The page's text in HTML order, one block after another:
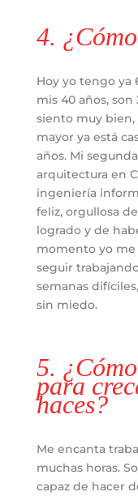
4.
Hoy yo tengo ya
mis 40 años,
siento muy bien,
mayor ya está
años. Mi
arquitectura en
ingeniería
feliz, orgullosa
logrado y de
momento yo me
seguir
semanas
sin miedo.
5.
para
haces?
Me encanta
muchas horas.
capaz de hacer